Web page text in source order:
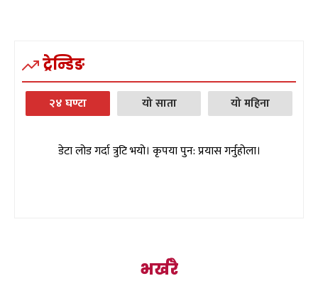
ट्रेन्डिङ
२४ घण्टा यो साता यो महिना
डेटा लोड गर्दा त्रुटि भयो। कृपया पुन: प्रयास गर्नुहोला।
भर्खरै